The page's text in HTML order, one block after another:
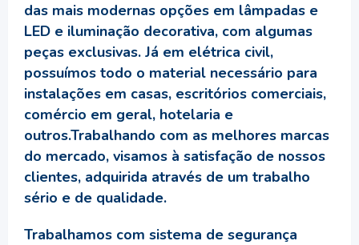
das mais modernas opções em lâmpadas e
LED e iluminação decorativa, com algumas
peças exclusivas. Já em elétrica civil,
possuímos todo o material necessário para
instalações em casas, escritórios comerciais,
comércio em geral, hotelaria e
outros.Trabalhando com as melhores marcas
do mercado, visamos à satisfação de nossos
clientes, adquirida através de um trabalho
sério e de qualidade.
Trabalhamos com sistema de segurança